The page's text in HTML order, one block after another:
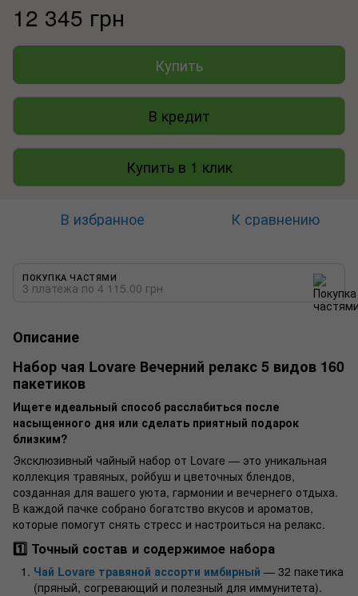
12 345 грн
Купить
В кредит
Купить в 1 клик
В избранное К сравнению
ПОКУПКА ЧАСТЯМИ
3 платежа по 4 115.00 грн
Описание
Набор чая Lovare Вечерний релакс 5 видов 160
пакетиков
Ищете идеальный способ расслабиться после
насыщенного дня или сделать приятный подарок
близким?
Эксклюзивный чайный набор от Lovare — это уникальная
коллекция травяных, ройбуш и цветочных блендов,
созданная для вашего уюта, гармонии и вечернего отдыха.
В каждой пачке собрано богатство вкусов и ароматов,
которые помогут снять стресс и настроиться на релакс.
1️⃣ Точный состав и содержимое набора
Чай Lovare травяной ассорти имбирный — 32 пакетика
(пряный, согревающий и полезный для иммунитета).